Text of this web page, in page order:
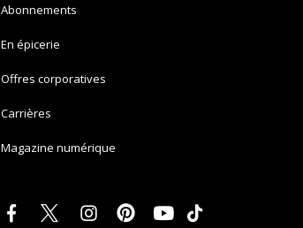
Abonnements
En épicerie
Offres corporatives
Carrières
Magazine numérique